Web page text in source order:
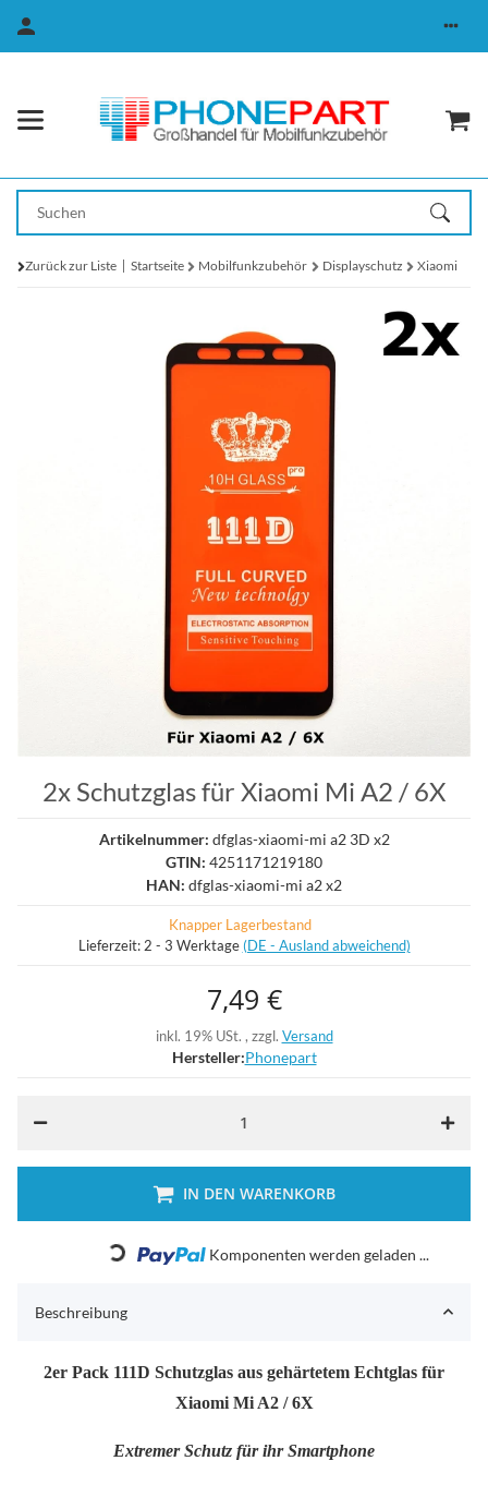
Zurück zur Liste Startseite Mobilfunkzubehör Displayschutz Xiaomi
2x Schutzglas für Xiaomi Mi A2 / 6X
Artikelnummer: dfglas-xiaomi-mi a2 3D x2
GTIN: 4251171219180
HAN: dfglas-xiaomi-mi a2 x2
Knapper Lagerbestand
Lieferzeit: 2 - 3 Werktage (DE - Ausland abweichend)
7,49 €
inkl. 19% USt. , zzgl. Versand
Hersteller:Phonepart
IN DEN WARENKORB
Loading... Komponenten werden geladen ...
Beschreibung
2er Pack 111D Schutzglas aus gehärtetem Echtglas für
Xiaomi Mi A2 / 6X
Extremer Schutz für ihr Smartphone